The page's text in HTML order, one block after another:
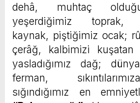
dehâ, muhtaç
yeşerdiğimiz toprak,
kaynak, piştiğimiz ocak;
çerâğ, kalbimizi kuşatan
yasladığımız dağ;
ferman,
sığındığımız en